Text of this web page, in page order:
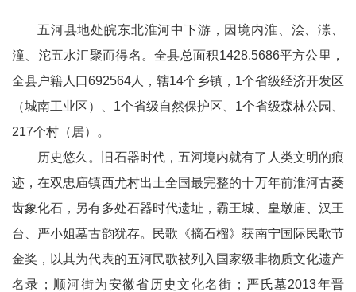
五河县地处皖东北淮河中下游，因境内淮、浍、漴、
潼、沱五水汇聚而得名。全县总面积1428.5686平方公里，
全县户籍人口692564人，辖14个乡镇，1个省级经济开发区
（城南工业区）、1个省级自然保护区、1个省级森林公园、
217个村（居）。
历史悠久。旧石器时代，五河境内就有了人类文明的痕
迹，在双忠庙镇西尤村出土全国最完整的十万年前淮河古菱
齿象化石，另有多处石器时代遗址，霸王城、皇墩庙、汉王
台、严小姐墓古韵犹存。民歌《摘石榴》获南宁国际民歌节
金奖，以其为代表的五河民歌被列入国家级非物质文化遗产
名录；顺河街为安徽省历史文化名街；严氏墓2013年晋